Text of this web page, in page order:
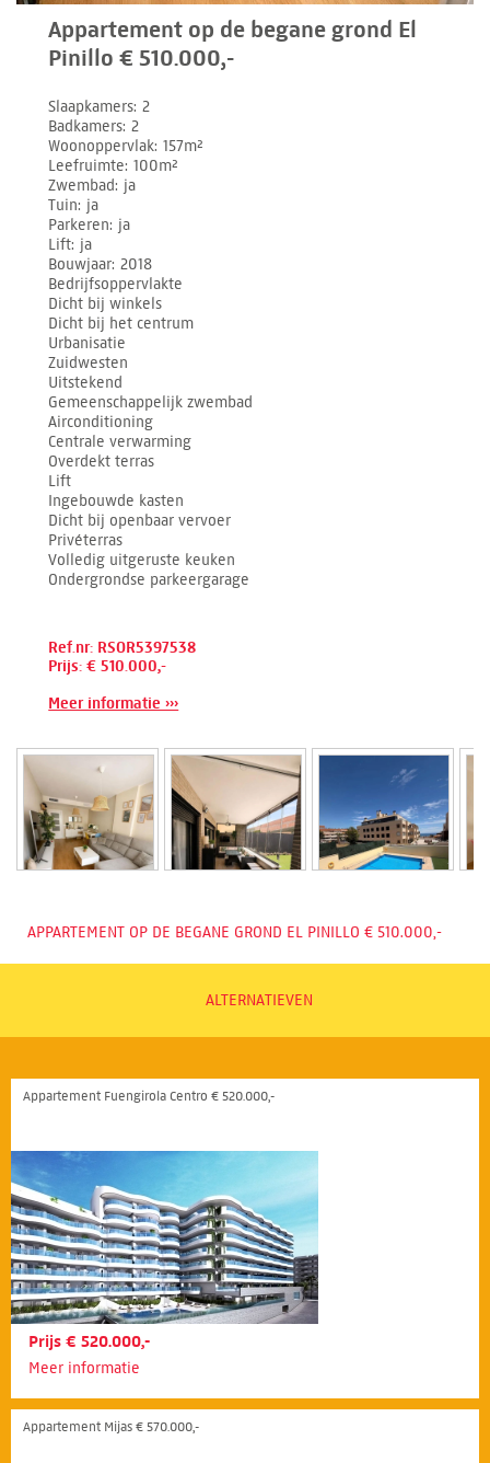
Appartement op de begane grond El
Pinillo € 510.000,-
Slaapkamers 2
Badkamers 2
Woonoppervlak 157m²
Leefruimte 100m²
Zwembad ja
Tuin ja
Parkeren ja
Lift ja
Bouwjaar 2018
Bedrijfsoppervlakte
Dicht bij winkels
Dicht bij het centrum
Urbanisatie
Zuidwesten
Uitstekend
Gemeenschappelijk zwembad
Airconditioning
Centrale verwarming
Overdekt terras
Lift
Ingebouwde kasten
Dicht bij openbaar vervoer
Privéterras
Volledig uitgeruste keuken
Ondergrondse parkeergarage
Ref.nr: RSOR5397538
Prijs: € 510.000,-
Meer informatie ›››
APPARTEMENT OP DE BEGANE GROND EL PINILLO € 510.000,-
ALTERNATIEVEN
Appartement Fuengirola Centro € 520.000,-
Prijs € 520.000,-
Meer informatie
Appartement Mijas € 570.000,-